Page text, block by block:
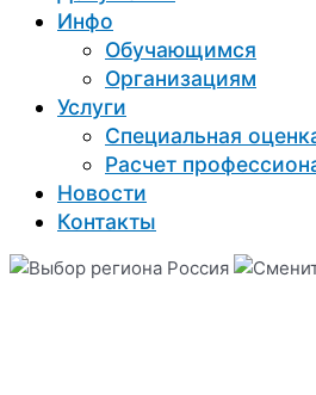
Инфо
Обучающимся
Организациям
Услуги
Специальная
Расчет
Новости
Контакты
Россия